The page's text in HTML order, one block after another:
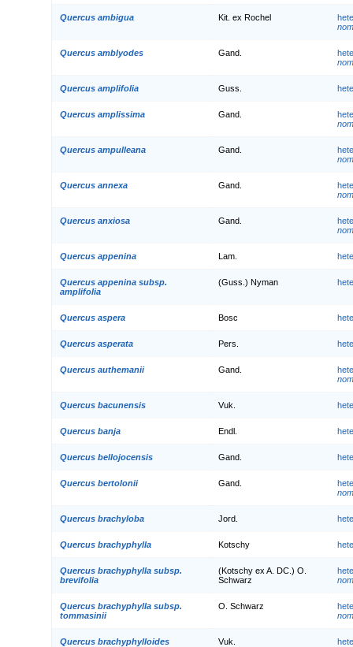
Quercus ambigua Kit. ex Rochel
Quercus amblyodes Gand.
Quercus amplifolia Guss.
Quercus amplissima Gand.
Quercus ampulleana Gand.
Quercus annexa Gand.
Quercus anxiosa Gand.
Quercus appenina Lam.
Quercus appenina subsp.
amplifolia
(Guss.) Nyman
Quercus aspera Bosc
Quercus asperata Pers.
Quercus authemanii Gand.
Quercus bacunensis Vuk.
Quercus banja Endl.
Quercus bellojocensis Gand.
Quercus bertolonii Gand.
Quercus brachyloba Jord.
Quercus brachyphylla Kotschy
Quercus brachyphylla subsp.
brevifolia
(Kotschy ex A. DC.) O.
Schwarz
Quercus brachyphylla subsp.
tommasinii
O. Schwarz
Quercus brachyphylloides Vuk.